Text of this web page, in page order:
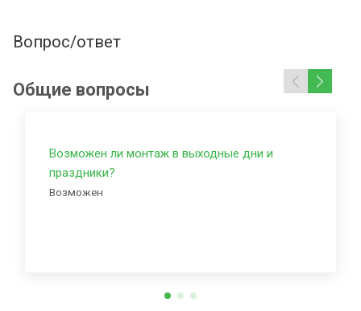
Вопрос/ответ
Общие вопросы
Возможен ли монтаж в выходные дни и
праздники?
Возможен